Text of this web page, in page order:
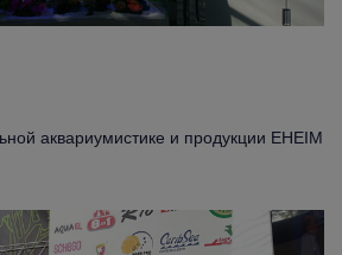
аквариумистике и продукции EHEIM